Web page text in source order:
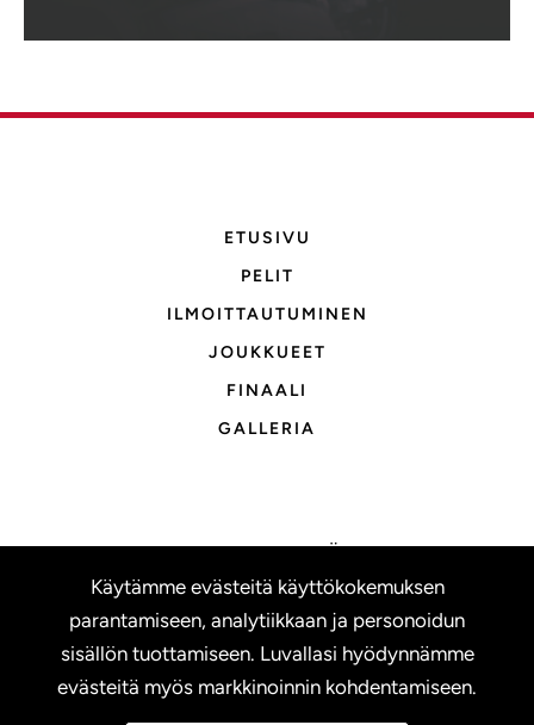
ETUSIVU
PELIT
ILMOITTAUTUMINEN
JOUKKUEET
FINAALI
GALLERIA
OTA YHTEYTTÄ
TIETOSUOJASELOSTE
EVÄSTEASETUKSET
Käytämme evästeitä käyttökokemuksen
parantamiseen, analytiikkaan ja personoidun
sisällön tuottamiseen. Luvallasi hyödynnämme
evästeitä myös markkinoinnin kohdentamiseen.